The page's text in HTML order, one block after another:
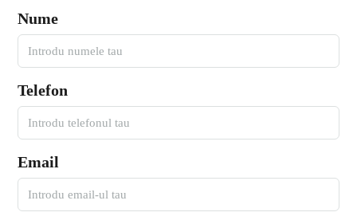
Nume
Telefon
Email